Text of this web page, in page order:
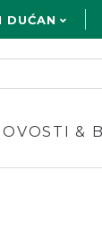
DUĆAN
&